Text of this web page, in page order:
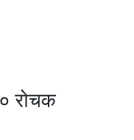
रोचक